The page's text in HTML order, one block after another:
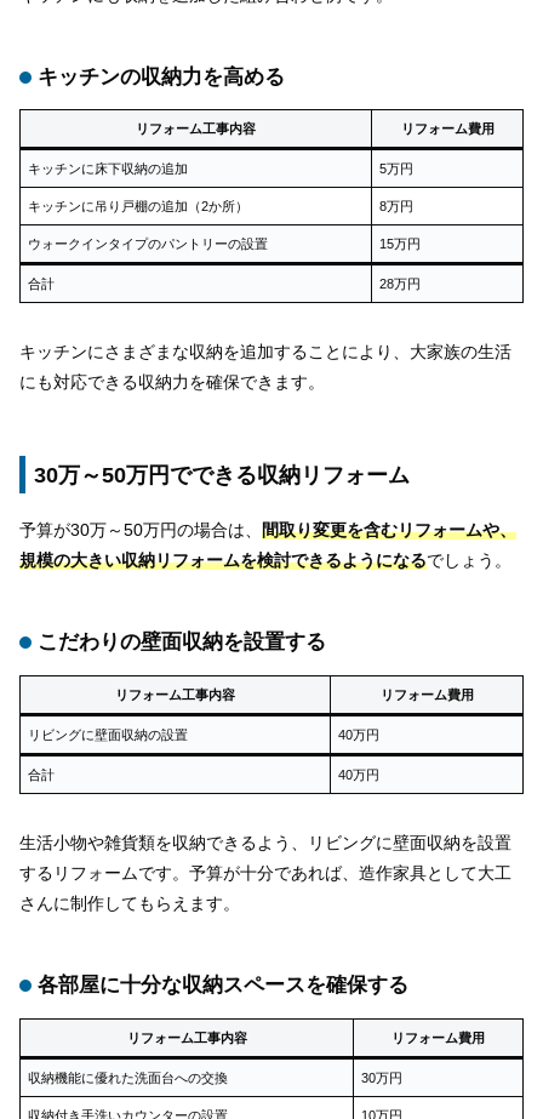
キッチンの収納力を高める
リフォーム工事内容 リフォーム費用
キッチンに床下収納の追加 5万円
キッチンに吊り戸棚の追加（2か所） 8万円
ウォークインタイプのパントリーの設置 15万円
合計 28万円
キッチンにさまざまな収納を追加することにより、大家族の生活
にも対応できる収納力を確保できます。
30万～50万円でできる収納リフォーム
予算が30万～50万円の場合は、 間取り変更を含むリフォームや、
規模の大きい収納リフォームを検討できるようになるでしょう。
こだわりの壁面収納を設置する
リフォーム工事内容 リフォーム費用
リビングに壁面収納の設置 40万円
合計 40万円
生活小物や雑貨類を収納できるよう、リビングに壁面収納を設置
するリフォームです。予算が十分であれば、造作家具として大工
さんに制作してもらえます。
各部屋に十分な収納スペースを確保する
リフォーム工事内容 リフォーム費用
収納機能に優れた洗面台への交換 30万円
収納付き手洗いカウンターの設置 10万円